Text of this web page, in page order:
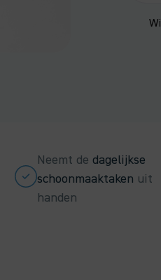
Neemt de dagelijkse
schoonmaaktaken uit
handen